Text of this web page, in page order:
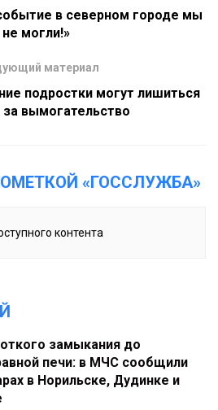
в северном городе мы
не могли!»
материал
подростки могут лишиться
вымогательство
«ГОССЛУЖБА»
контента
замыкания до
печи: в МЧС сообщили
в Норильске, Дудинке и